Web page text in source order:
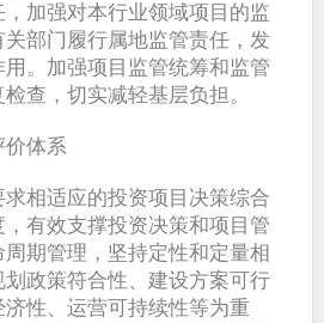
加强对本行业领域项目的监
部门履行属地监管责任，发
。加强项目监管统筹和监管
查，切实减轻基层负担。
价体系
相适应的投资项目决策综合
有效支撑投资决策和项目管
期管理，坚持定性和定量相
政策符合性、建设方案可行
性、运营可持续性等为重